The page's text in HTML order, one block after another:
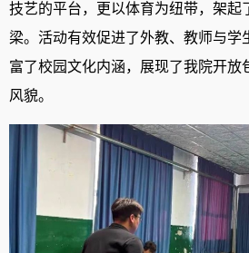
技艺的平台，更以体育为纽带，架起
梁。活动有效促进了外教、教师与学
富了校园文化内涵，展现了我院开放
风貌。